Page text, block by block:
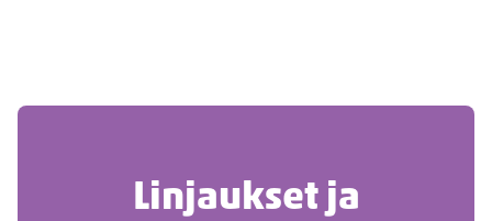
Linjaukset ja